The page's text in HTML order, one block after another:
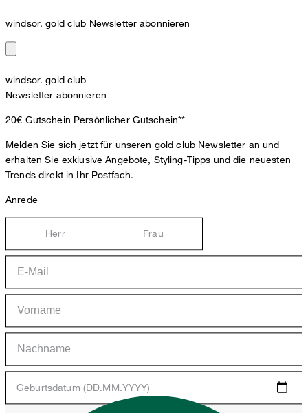
windsor. gold club Newsletter abonnieren
windsor. gold club
Newsletter abonnieren
20€ Gutschein Persönlicher Gutschein**
Melden Sie sich jetzt für unseren gold club Newsletter an und
erhalten Sie exklusive Angebote, Styling-Tipps und die neuesten
Trends direkt in Ihr Postfach.
Anrede
Herr Frau
Geburtsdatum (DD.MM.YYYY)